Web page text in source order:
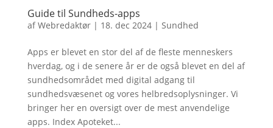
Guide til Sundheds-apps
afWebredaktør| 18. dec 2024| Sundhed
Apps er blevet en stor del af de fleste menneskers
hverdag, og i de senere år er de også blevet en del af
sundhedsområdet med digital adgang til
sundhedsvæsenet og vores helbredsoplysninger. Vi
bringer her en oversigt over de mest anvendelige
apps. Index Apoteket...